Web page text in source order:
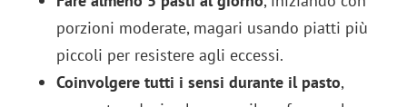
porzioni moderate, magari usando piatti più
piccoli per resistere agli eccessi.
Coinvolgere tutti i sensi durante il pasto,